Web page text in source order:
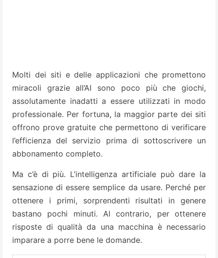
Molti dei siti e delle applicazioni che promettono
miracoli grazie all’AI sono poco più che giochi,
assolutamente inadatti a essere utilizzati in modo
professionale. Per fortuna, la maggior parte dei siti
offrono prove gratuite che permettono di verificare
l’efficienza del servizio prima di sottoscrivere un
abbonamento completo.
Ma c’è di più. L’intelligenza artificiale può dare la
sensazione di essere semplice da usare. Perché per
ottenere i primi, sorprendenti risultati in genere
bastano pochi minuti. Al contrario, per ottenere
risposte di qualità da una macchina è necessario
imparare a porre bene le domande.